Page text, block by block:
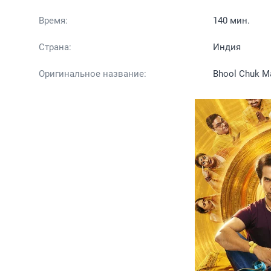
Время: 140 мин.
Страна: Индия
Оригинальное название: Bhool Chuk